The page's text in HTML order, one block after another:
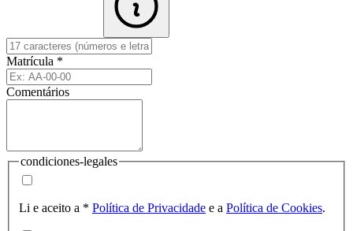
Matrícula *
Comentários
condiciones-legales
Li e aceito a * Política de Privacidade e a Política de Cookies.